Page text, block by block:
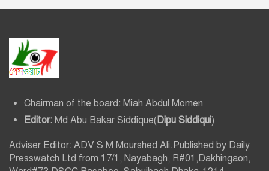
Chairman of the board: Miah Abdul Momen
Editor: Md Abu Bakar Siddique(Dipu Siddiqui)
Adviser Editor: ADV S M Mourshed Ali.Published by Daily
Presswatch Ltd from 17/1, Nayabagh, R#01,Dakhingaon,